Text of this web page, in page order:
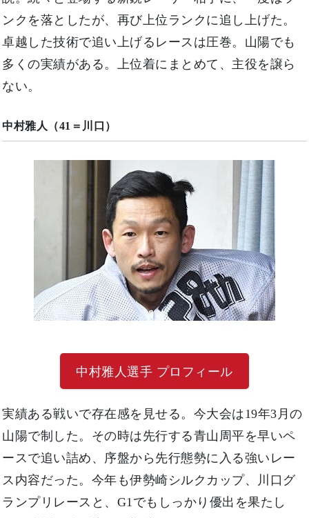
ンクを落としたが、再び上位ランクに追し上げた。
卓越した技術で追い上げるレースは圧巻。山陽でも
多くの実績がある。上位着にまとめて、主役を譲ら
ない。
中村雅人（41＝川口）
中村雅人選手 プロフィール
実績ある戦いで存在感を見せる。今大会は19年3月の
山陽で制した。その時は先行する青山周平を早いペ
ースで追い詰め、序盤から先行態勢に入る強いレー
ス内容だった。今年も伊勢崎シルクカップ、川口グ
ランプリレースと、G1でもしっかり優出を果たし